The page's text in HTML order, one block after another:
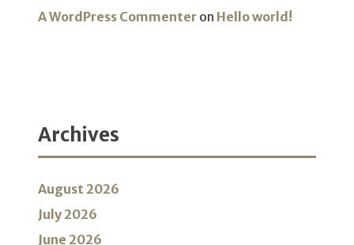
A WordPress Commenter on Hello world!
Archives
August 2026
July 2026
June 2026